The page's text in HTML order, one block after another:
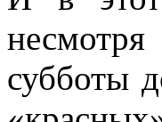
субботы